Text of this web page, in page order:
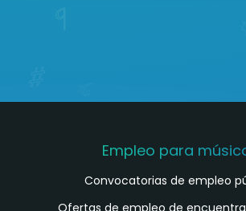
Empleo para
Convocatorias de empleo
Ofertas de empleo de